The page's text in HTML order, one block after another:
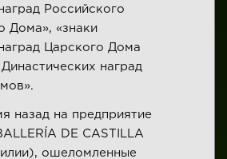
Российского
Дома», «знаки
Царского Дома
Династических наград
назад на предприятие
DE CASTILLA
ошеломленные